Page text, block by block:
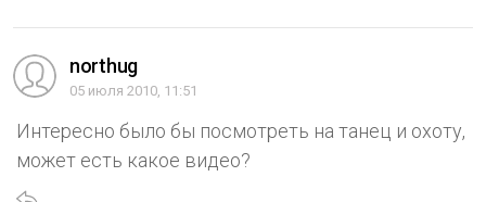
northug
05 июля 2010, 11:51
Интересно было бы посмотреть на танец и охоту,
может есть какое видео?